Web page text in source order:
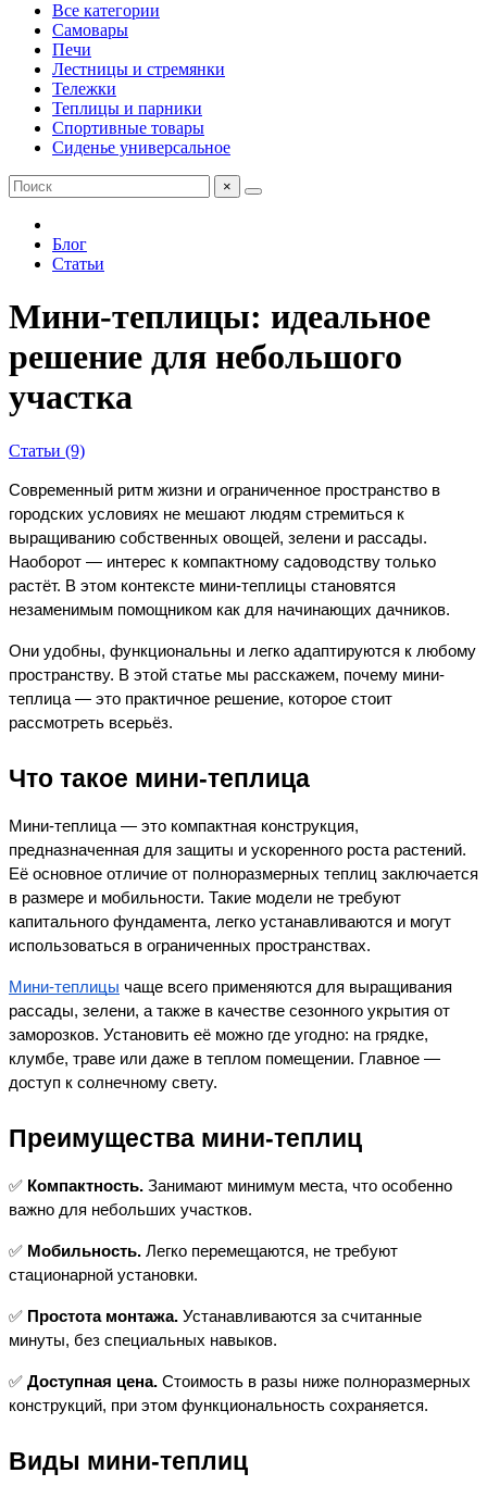
Все категории
Самовары
Печи
Лестницы и стремянки
Тележки
Теплицы и парники
Спортивные товары
Сиденье универсальное
×
Блог
Статьи
Мини-теплицы: идеальное
решение для небольшого
участка
Статьи (9)
Современный ритм жизни и ограниченное пространство в
городских условиях не мешают людям стремиться к
выращиванию собственных овощей, зелени и рассады.
Наоборот — интерес к компактному садоводству только
растёт. В этом контексте мини-теплицы становятся
незаменимым помощником как для начинающих дачников.
Они удобны, функциональны и легко адаптируются к любому
пространству. В этой статье мы расскажем, почему мини-
теплица — это практичное решение, которое стоит
рассмотреть всерьёз.
Что такое мини-теплица
Мини-теплица — это компактная конструкция,
предназначенная для защиты и ускоренного роста растений.
Её основное отличие от полноразмерных теплиц заключается
в размере и мобильности. Такие модели не требуют
капитального фундамента, легко устанавливаются и могут
использоваться в ограниченных пространствах.
Мини-теплицы чаще всего применяются для выращивания
рассады, зелени, а также в качестве сезонного укрытия от
заморозков. Установить её можно где угодно: на грядке,
клумбе, траве или даже в теплом помещении. Главное —
доступ к солнечному свету.
Преимущества мини-теплиц
✅ Компактность. Занимают минимум места, что особенно
важно для небольших участков.
✅ Мобильность. Легко перемещаются, не требуют
стационарной установки.
✅ Простота монтажа. Устанавливаются за считанные
минуты, без специальных навыков.
✅ Доступная цена. Стоимость в разы ниже полноразмерных
конструкций, при этом функциональность сохраняется.
Виды мини-теплиц